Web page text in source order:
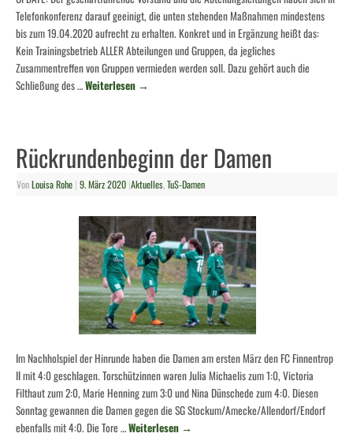
Telefonkonferenz darauf geeinigt, die unten stehenden Maßnahmen mindestens
bis zum 19.04.2020 aufrecht zu erhalten. Konkret und in Ergänzung heißt das:
Kein Trainingsbetrieb ALLER Abteilungen und Gruppen, da jegliches
Zusammentreffen von Gruppen vermieden werden soll. Dazu gehört auch die
Schließung des …Weiterlesen →
Rückrundenbeginn der Damen
VonLouisa Rohe | 9. März 2020 |Aktuelles,TuS-Damen
Im Nachholspiel der Hinrunde haben die Damen am ersten März den FC Finnentrop
II mit 4:0 geschlagen. Torschützinnen waren Julia Michaelis zum 1:0, Victoria
Filthaut zum 2:0, Marie Henning zum 3:0 und Nina Dünschede zum 4:0. Diesen
Sonntag gewannen die Damen gegen die SG Stockum/Amecke/Allendorf/Endorf
ebenfalls mit 4:0. Die Tore …Weiterlesen →